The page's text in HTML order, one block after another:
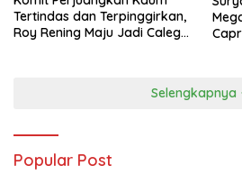
Tertindas dan Terpinggirkan,
Roy Rening Maju Jadi Caleg
Selengkapnya
Popular Post